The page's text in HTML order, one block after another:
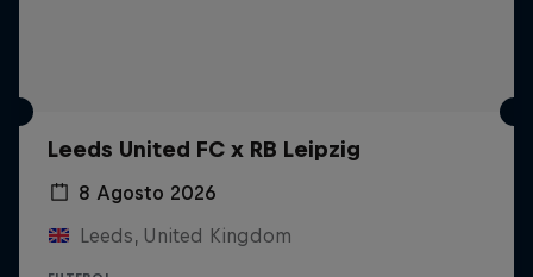
Leeds United FC x RB Leipzig
8 Agosto 2026
Leeds, United Kingdom